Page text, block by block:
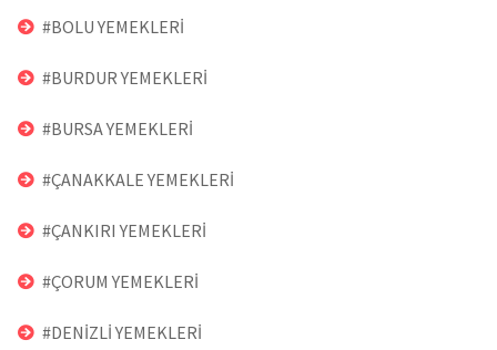
#BOLU YEMEKLERİ
#BURDUR YEMEKLERİ
#BURSA YEMEKLERİ
#ÇANAKKALE YEMEKLERİ
#ÇANKIRI YEMEKLERİ
#ÇORUM YEMEKLERİ
#DENİZLİ YEMEKLERİ